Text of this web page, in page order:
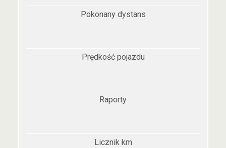
Pokonany dystans
Prędkość pojazdu
Raporty
Licznik km